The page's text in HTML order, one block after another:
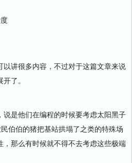
讲很多内容，不过对于这篇文章来说
了。
是他们在编程的时候要考虑太阳黑子
伯伯的猪把基站拱塌了之类的特殊场
那么有时候就不得不去考虑这些极端